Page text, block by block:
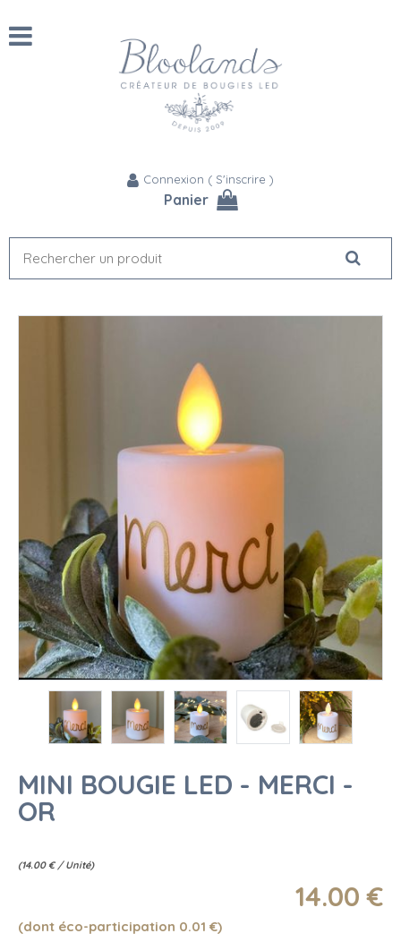
Connexion ( S'inscrire )
Panier
MINI BOUGIE LED - MERCI -
OR
(14.00 € / Unité)
14.00 €
(dont éco-participation 0.01 €)